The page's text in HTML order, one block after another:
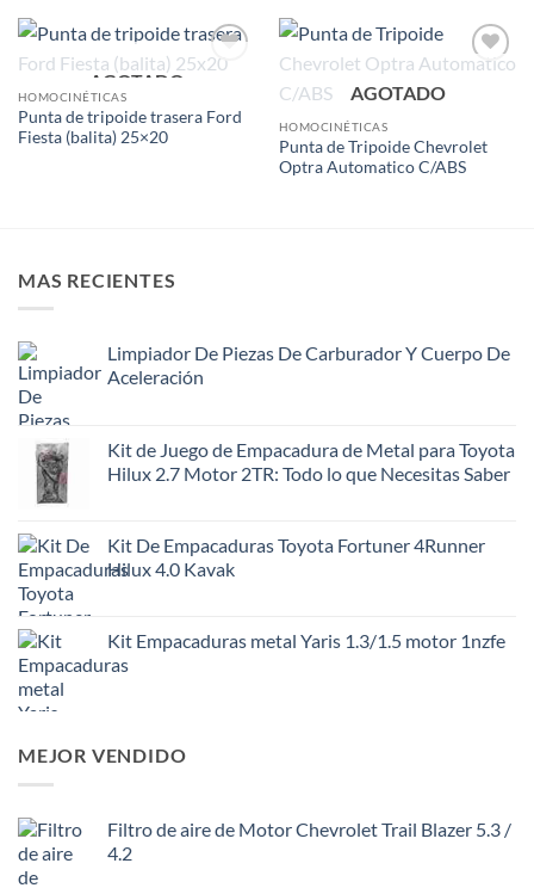
AGOTADO
HOMOCINÉTICAS
Punta de tripoide trasera Ford
Fiesta (balita) 25×20
AGOTADO
HOMOCINÉTICAS
Punta de Tripoide Chevrolet
Optra Automatico C/ABS
MAS RECIENTES
Limpiador De Piezas De Carburador Y Cuerpo De
Aceleración
Kit de Juego de Empacadura de Metal para Toyota
Hilux 2.7 Motor 2TR: Todo lo que Necesitas Saber
Kit De Empacaduras Toyota Fortuner 4Runner
Hilux 4.0 Kavak
Kit Empacaduras metal Yaris 1.3/1.5 motor 1nzfe
MEJOR VENDIDO
Filtro de aire de Motor Chevrolet Trail Blazer 5.3 /
4.2